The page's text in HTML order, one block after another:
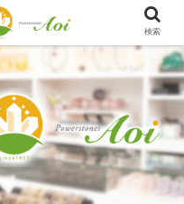
検索